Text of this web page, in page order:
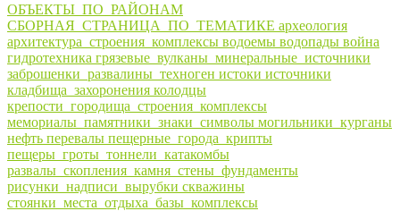
ОБЪЕКТЫ_ПО_РАЙОНАМ
СБОРНАЯ_СТРАНИЦА_ПО_ТЕМАТИКЕ археология
архитектура_строения_комплексы водоемы водопады война
гидротехника грязевые_вулканы_минеральные_источники
заброшенки_развалины_техноген истоки источники
кладбища_захоронения колодцы
крепости_городища_строения_комплексы
мемориалы_памятники_знаки_символы могильники_курганы
нефть перевалы пещерные_города_крипты
пещеры_гроты_тоннели_катакомбы
развалы_скопления_камня_стены_фундаменты
рисунки_надписи_вырубки скважины
стоянки_места_отдыха_базы_комплексы